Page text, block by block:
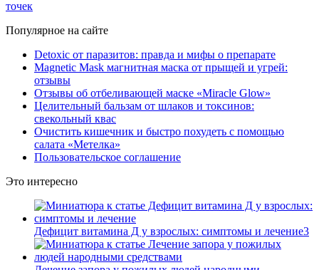
точек
Популярное на сайте
Detoxic от паразитов: правда и мифы о препарате
Magnetic Mask магнитная маска от прыщей и угрей:
отзывы
Отзывы об отбеливающей маске «Miracle Glow»
Целительный бальзам от шлаков и токсинов:
свекольный квас
Очистить кишечник и быстро похудеть с помощью
салата «Метелка»
Пользовательское соглашение
Это интересно
Дефицит витамина Д у взрослых: симптомы и лечение3